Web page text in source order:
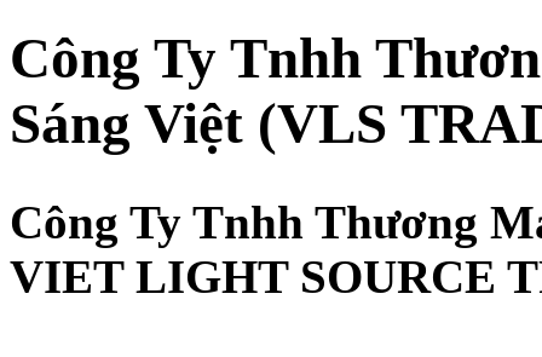
Công Ty Tnhh
Sáng Việt (VLS
Công Ty Tnhh Thương
VIET LIGHT SOURCE